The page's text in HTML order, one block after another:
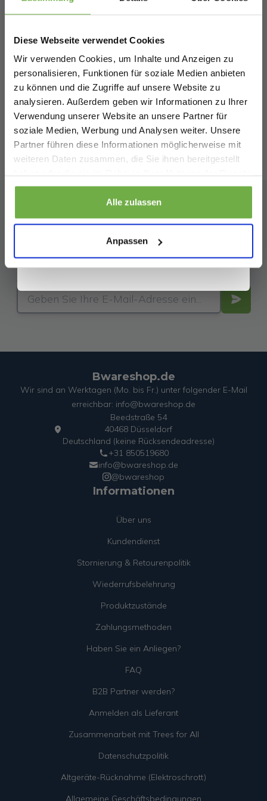
Diese Webseite verwendet Cookies
Wir verwenden Cookies, um Inhalte und Anzeigen zu
personalisieren, Funktionen für soziale Medien anbieten
zu können und die Zugriffe auf unsere Website zu
analysieren. Außerdem geben wir Informationen zu Ihrer
Verwendung unserer Website an unsere Partner für
soziale Medien, Werbung und Analysen weiter. Unsere
Partner führen diese Informationen möglicherweise mit
weiteren Daten zusammen, die Sie ihnen bereitgestellt
gesammelt haben.
Alle zulassen
Anpassen
Ähnliche Produkte
Winterjacke - Schwarz - Größe XXL
Vergleichspreis 49,99 €
26,99 €
-46 %
Bewertungenvon Trusted Shops
Abonnieren Sie unseren
Bwareshop.de
Wir sind an Werktagen (Mo. bis Fr.) unter folgender E-Mail
erreichbar: info@bwareshop.de
Beedstraße 54
40468 Düsseldorf
Deutschland (keine Rücksendeadresse)
+31 850519680
info@bwareshop.de
@bwareshop
Informationen
Über uns
Kundendienst
Stornierung & Retourenpolitik
Wiederrufsbelehrung
Produktzustände
Zahlungsmethoden
Haben Sie ein Anliegen?
FAQ
B2B Partner werden?
Anmelden als Lieferant
Zusammenarbeit mit Trees for All
Datenschutzpolitik
Altgeräte-Rücknahme (Elektroschrott)
Allgemeine Geschäftsbedingungen
Melde dich an und erhalte sofort
Rabatten bis zu 70%.
Geburtstag
Sicher dir 5 € Rabatt
Wenn du dich anmeldest, erklärst du dich damit einverstanden, Angebote
erhalten. Außerdem stimmst du unserer
Datenschutzerklärung